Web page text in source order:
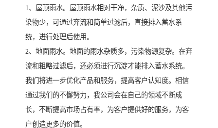
1、屋顶雨水。屋顶雨水相对干净，杂质、泥沙及其他污
染物少，可通过弃流和简单过滤后，直接排入蓄水系
统，进行处理后使用。
2、地面雨水。地面的雨水杂质多，污染物源复杂。在弃
流和粗略过滤后，还必须进行沉淀才能排入蓄水系统。
我们将进一步优化产品和服务，提高客户认知度。相信
通过我们的不懈努力，我公司会在自己的领域不断成
长，不断提高市场占有率，为客户提供好的服务，为客
户创造更多的价值。